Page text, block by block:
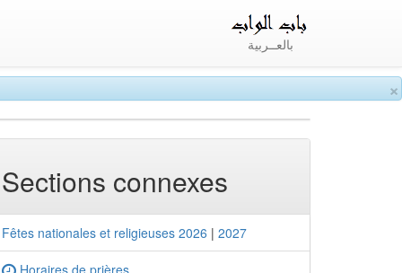
×
بالعــربية
Sections connexes
Fêtes nationales et religieuses 2026 | 2027
Horaires de prières